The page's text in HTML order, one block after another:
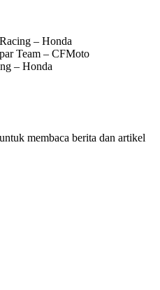
– Honda
Team – CFMoto
– Honda
membaca berita dan artikel